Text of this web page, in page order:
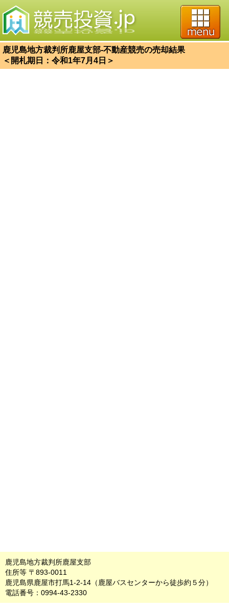
鹿児島地方裁判所鹿屋支部-不動産競売の売却結果
＜開札期日：令和1年7月4日＞
鹿児島地方裁判所鹿屋支部
住所等 〒893-0011
鹿児島県鹿屋市打馬1-2-14（鹿屋バスセンターから徒歩約５分）
電話番号：0994-43-2330